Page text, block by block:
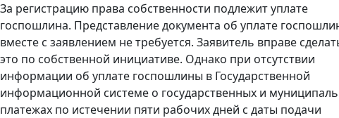
За регистрацию права собственности подлежит уплате
госпошлина. Представление документа об уплате
вместе с заявлением не требуется. Заявитель вправе
это по собственной инициативе. Однако при отсутствии
информации об уплате госпошлины в Государственной
информационной системе о государственных и
платежах по истечении пяти рабочих дней с даты подачи